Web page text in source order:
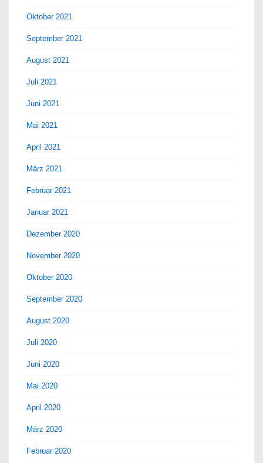
Oktober 2021
September 2021
August 2021
Juli 2021
Juni 2021
Mai 2021
April 2021
März 2021
Februar 2021
Januar 2021
Dezember 2020
November 2020
Oktober 2020
September 2020
August 2020
Juli 2020
Juni 2020
Mai 2020
April 2020
März 2020
Februar 2020